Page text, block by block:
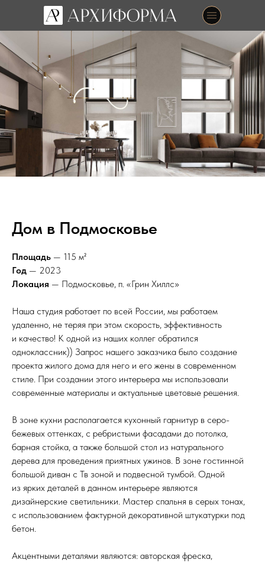
Дом в Подмосковье
Площадь — 115 м²
Год — 2023
Локация — Подмосковье, п. «Грин Хиллс»
Наша студия работает по всей России, мы работаем
удаленно, не теряя при этом скорость, эффективность
и качество! К одной из наших коллег обратился
одноклассник)) Запрос нашего заказчика было создание
проекта жилого дома для него и его жены в современном
стиле. При создании этого интерьера мы использовали
современные материалы и актуальные цветовые решения.
В зоне кухни располагается кухонный гарнитур в серо-
бежевых оттенках, с ребристыми фасадами до потолка,
барная стойка, а также большой стол из натурального
дерева для проведения приятных ужинов. В зоне гостинной
большой диван с Тв зоной и подвесной тумбой. Одной
из ярких деталей в данном интерьере являются
дизайнерские светильники. Мастер спальня в серых тонах,
с использованием фактурной декоративной штукатурки под
бетон.
Акцентными деталями являются: авторская фреска,